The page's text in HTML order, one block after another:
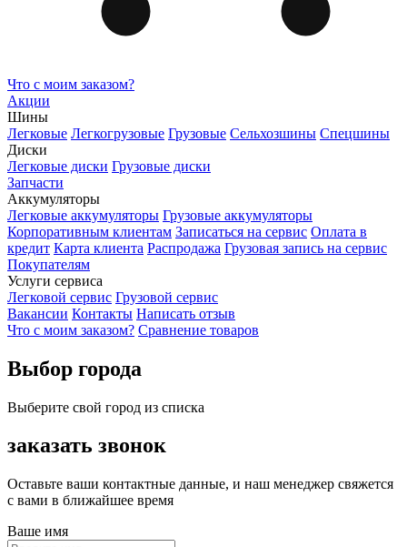
Что с моим заказом?
Акции
Шины
Легковые Легкогрузовые Грузовые Сельхозшины Спецшины
Диски
Легковые диски Грузовые диски
Запчасти
Аккумуляторы
Легковые аккумуляторы Грузовые аккумуляторы
Корпоративным клиентам Записаться на сервис Оплата в
кредит Карта клиента Распродажа Грузовая запись на сервис
Покупателям
Услуги сервиса
Легковой сервис Грузовой сервис
Вакансии Контакты Написать отзыв
Что с моим заказом? Сравнение товаров
Выбор города
Выберите свой город из списка
заказать звонок
Оставьте ваши контактные данные, и наш менеджер свяжется
с вами в ближайшее время
Ваше имя